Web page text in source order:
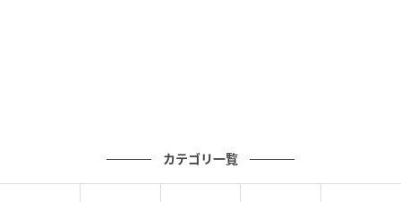
運営し、中小企業・個人事業主の税務支援を行ってい
カテゴリ一覧